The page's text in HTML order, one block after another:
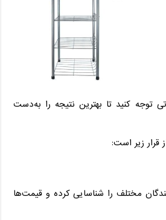
توجه کنید تا بهترین نتیجه را به‌دست
قرار زیر است:
مختلف را شناسایی کرده و قیمت‌ها